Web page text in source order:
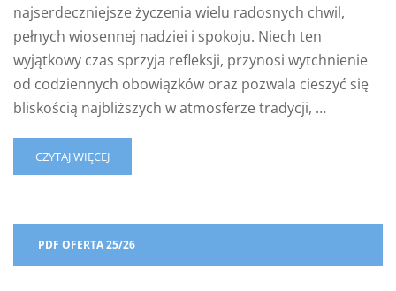
najserdeczniejsze życzenia wielu radosnych chwil,
pełnych wiosennej nadziei i spokoju. Niech ten
wyjątkowy czas sprzyja refleksji, przynosi wytchnienie
od codziennych obowiązków oraz pozwala cieszyć się
bliskością najbliższych w atmosferze tradycji, …
READ
MORE
ŚWIĄT
WIELKANOCNYCH!
CZYTAJ WIĘCEJ
PDF OFERTA 25/26